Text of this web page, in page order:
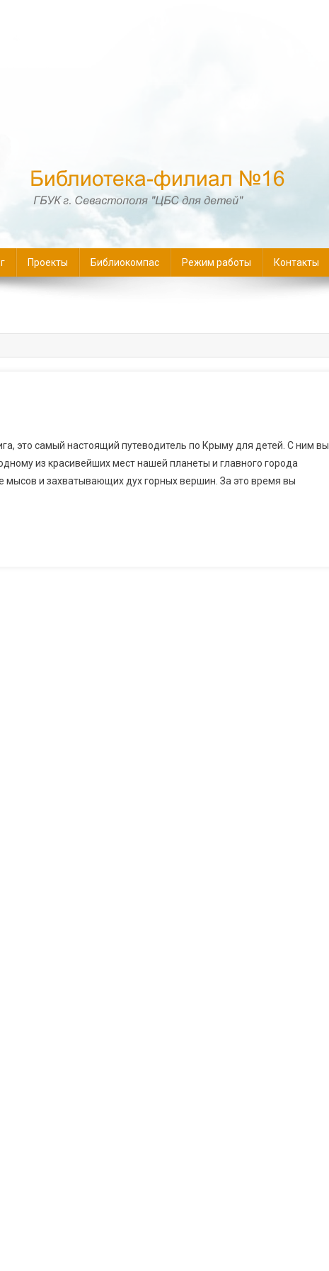
Проекты Библиокомпас Режим работы Контакты
это самый настоящий путеводитель по Крыму для детей. С ним вы
из красивейших мест нашей планеты и главного города
и захватывающих дух горных вершин. За это время вы